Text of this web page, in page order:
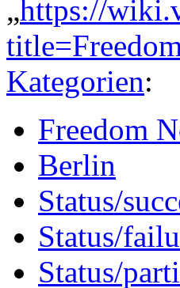
„https://
Kategorien:
Freedom
Berlin
Status/
Status/
Status/